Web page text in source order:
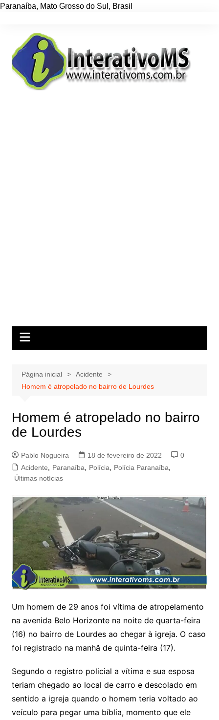
Paranaíba, Mato Grosso do Sul , Brasil
conteúdo
Página inicial
Acidente
Homem é atropelado no bairro de Lourdes
Homem é atropelado no bairro
de Lourdes
Pablo Nogueira 18 de fevereiro de 2022
0
Acidente
Paranaíba Polícia Polícia Paranaíba
Últimas notícias
Um homem de 29 anos foi vítima de atropelamento
na avenida Belo Horizonte na noite de quarta-feira
(16) no bairro de Lourdes ao chegar à igreja. O caso
foi registrado na manhã de quinta-feira (17).
Segundo o registro policial a vítima e sua esposa
teriam chegado ao local de carro e descolado em
sentido a igreja quando o homem teria voltado ao
veículo para pegar uma bíblia, momento que ele